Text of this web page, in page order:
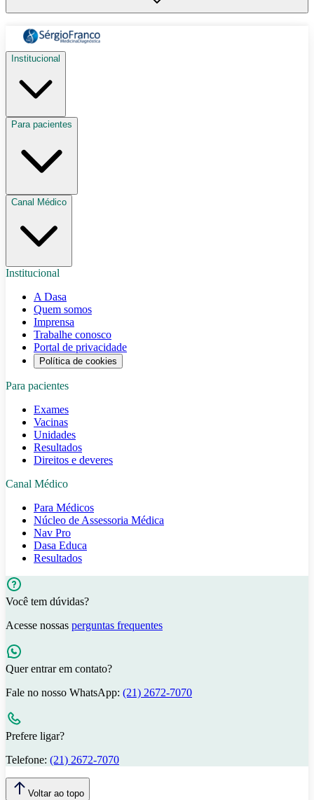
Institucional
Para pacientes
Canal Médico
Institucional
A Dasa
Quem somos
Imprensa
Trabalhe conosco
Portal de privacidade
Política de cookies
Para pacientes
Exames
Vacinas
Unidades
Resultados
Direitos e deveres
Canal Médico
Para Médicos
Núcleo de Assessoria Médica
Nav Pro
Dasa Educa
Resultados
Você tem dúvidas?
Acesse nossas perguntas frequentes
Quer entrar em contato?
Fale no nosso WhatsApp: (21) 2672-7070
Prefere ligar?
Telefone: (21) 2672-7070
Voltar ao topo